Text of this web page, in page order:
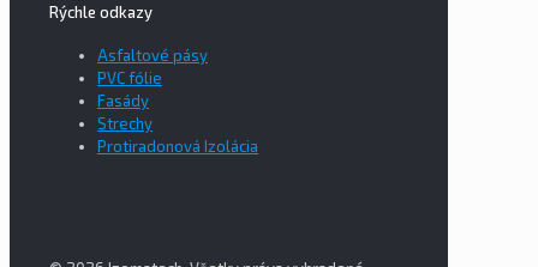
Rýchle odkazy
Asfaltové pásy
PVC fólie
Fasády
Strechy
Protiradonová Izolácia